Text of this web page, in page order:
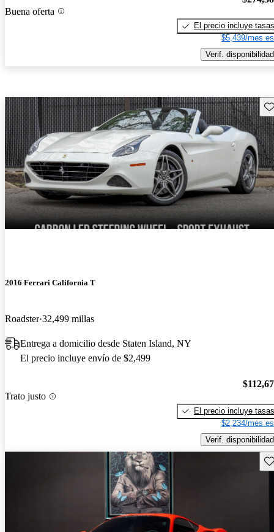
Buena oferta
El precio incluye tasas
$5,439/mes
Verif. disponibilidad
2016 Ferrari California T
Roadster 32,499 millas
Entrega a domicilio desde Staten Island, NY
El precio incluye envío de $2,499
Trato justo
El precio incluye tasas
$2,234/mes
Verif. disponibilidad